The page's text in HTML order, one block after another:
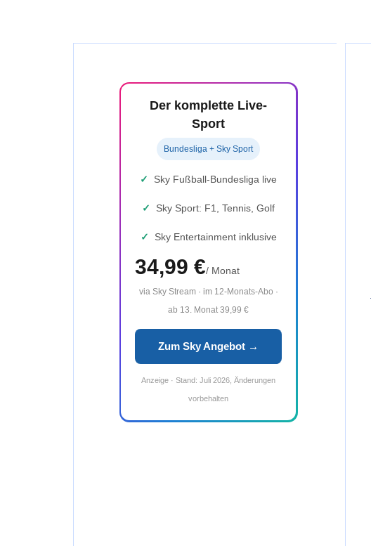
Der komplette Live-
Sport
Bundesliga + Sky Sport
✓ Sky Fußball-Bundesliga live
✓ Sky Sport: F1, Tennis, Golf
✓ Sky Entertainment inklusive
34,99 €/ Monat
via Sky Stream · im 12-Monats-Abo ·
ab 13. Monat 39,99 €
Zum Sky Angebot →
Anzeige · Stand: Juli 2026, Änderungen
vorbehalten